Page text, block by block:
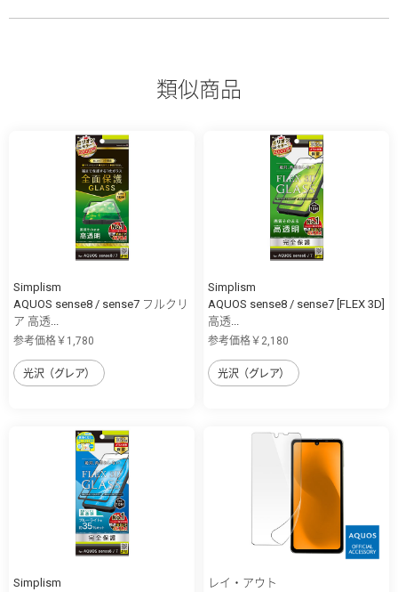
類似商品
Simplism
AQUOS sense8 / sense7 フルクリ
ア 高透...
参考価格￥1,780
光沢（グレア）
Simplism
AQUOS sense8 / sense7 [FLEX 3D]
高透...
参考価格￥2,180
光沢（グレア）
Simplism
レイ・アウト